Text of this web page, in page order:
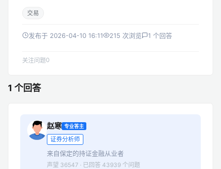
交易
发布于 2026-04-10 16:11 215 次浏览 1 个回答
关注问题0
1 个回答
赵寒 专业答主
证券分析师
来自保定的持证金融从业者
声望 36547 · 已回答 43939 个问题